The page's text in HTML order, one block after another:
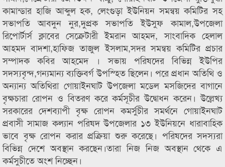
কামান্ডার হাজি আব্দুল হক, লেংগুড়া ইউনিয়ন সমন্বয় কমিটির সহ
সভাপতি আবদুন নুর,দুপ্রক সভাপতি ইউসুফ কামাল,উপজেলা
রিপোর্টার্স ক্লাবের সেক্রেটারী ইমরান আহমদ, সাংবাদিক হেলাল
আহমদ বাদশা,হাফিজ তাজুল ইসলাম,সদর সমন্বয় কমিটির প্রচার
সম্পাদক কবির আহমেদ । সভায় পরিষদের বিভিন্ন ইউপির
সদস্যবৃন্দ,গন্যমান্য ব্যক্তিবর্গ উপস্হিত ছিলেন। পরে প্রধান অতিথি ও
অন্যান্য অতিথিরা গোয়াইনঘাট উপজেলা মডেল মসজিদের বাগানে
বৃক্ষচারা রোপন ও বিতরণ করে কর্মসূচীর উদ্বোধন করেন। উল্লেখ্য
সরকারের দেশব্যাপী বৃক্ষ রোপন কমর্সুচীর সমর্থনে গোয়াইনঘাট
প্রবাসী সামাজ কল্যান পরিষদ উপজেলার ১৩ ইউনিয়নে ধারাবাহিক
ভাবে বৃক্ষ রোপন করার প্রক্রিয়া শুরু করেছে। পরিষদের সদস্যরা
বিভিন্ন দেশে অবস্থান করছেন।তারা নিজ নিজ অবস্থান থেকে এ
কর্মসুচীতে অংশ নিচ্ছেন।